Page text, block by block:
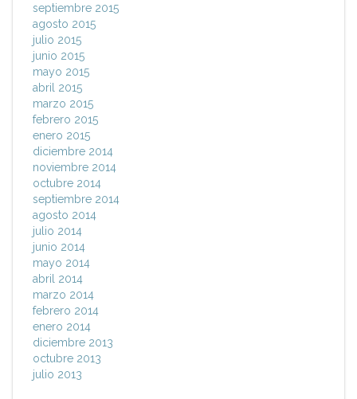
septiembre 2015
agosto 2015
julio 2015
junio 2015
mayo 2015
abril 2015
marzo 2015
febrero 2015
enero 2015
diciembre 2014
noviembre 2014
octubre 2014
septiembre 2014
agosto 2014
julio 2014
junio 2014
mayo 2014
abril 2014
marzo 2014
febrero 2014
enero 2014
diciembre 2013
octubre 2013
julio 2013